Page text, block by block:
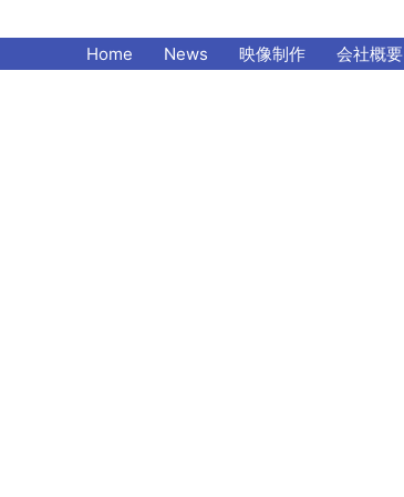
Home News 映像制作 会社概要